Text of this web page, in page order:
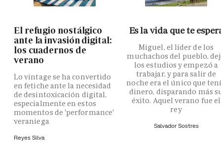
El refugio nostálgico
ante la invasión digital:
los cuadernos de
verano
Lo vintage se ha convertido
en fetiche ante la necesidad
de desintoxicación digital,
especialmente en estos
momentos de 'performance'
veraniega
Reyes Silva
Es la vida que te
Miguel, el líder de los
muchachos del pueblo,
los estudios y empezó a
trabajar, y para salir de
noche era el único que
dinero, disparando más
éxito. Aquel verano fue el
rey
Salvador Sostres